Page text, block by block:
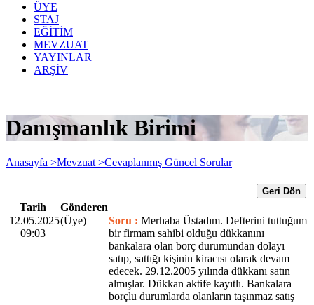
ÜYE
STAJ
EĞİTİM
MEVZUAT
YAYINLAR
ARŞİV
Danışmanlık Birimi
Anasayfa >Mevzuat >Cevaplanmış Güncel Sorular
Geri Dön
Tarih
Gönderen
12.05.2025
09:03
(Üye) Soru : Merhaba Üstadım. Defterini tuttuğum
bir firmam sahibi olduğu dükkanını
bankalara olan borç durumundan dolayı
satıp, sattığı kişinin kiracısı olarak devam
edecek. 29.12.2005 yılında dükkanı satın
almışlar. Dükkan aktife kayıtlı. Bankalara
borçlu durumlarda olanların taşınmaz satış